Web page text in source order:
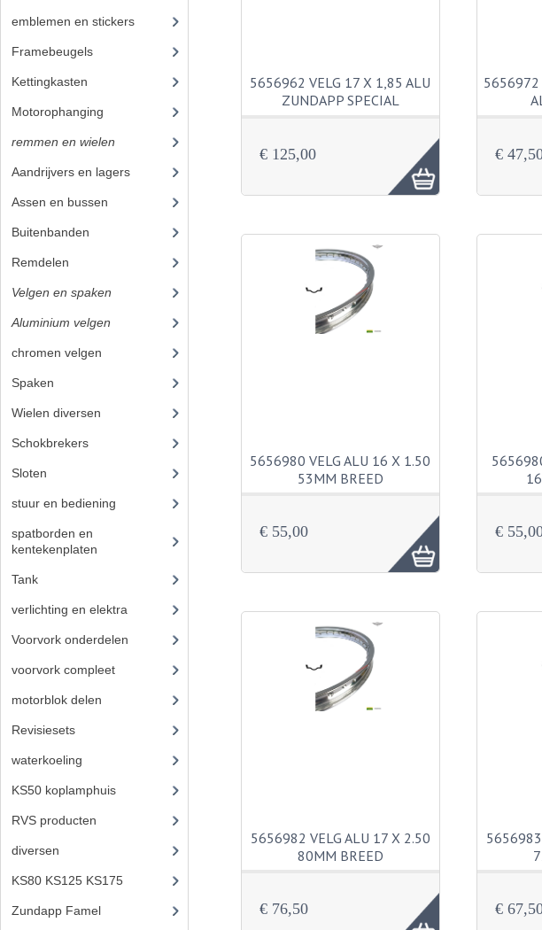
5656962 VELG 17 X 1,85 ALU
ZUNDAPP SPECIAL
€ 125,00
5656972
€
5656980 VELG ALU 16 X 1.50
53MM BREED
€ 55,00 €
5656982 VELG ALU 17 X 2.50
80MM BREED
€ 76,50
5656983
€
emblemen en stickers
Framebeugels
Kettingkasten
Motorophanging
remmen en wielen
Aandrijvers en lagers
Assen en bussen
Buitenbanden
Remdelen
Velgen en spaken
Aluminium velgen
chromen velgen
Spaken
Wielen diversen
Schokbrekers
Sloten
stuur en bediening
spatborden en
kentekenplaten
Tank
verlichting en elektra
Voorvork onderdelen
voorvork compleet
motorblok delen
Revisiesets
waterkoeling
KS50 koplamphuis
RVS producten
diversen
KS80 KS125 KS175
Zundapp Famel